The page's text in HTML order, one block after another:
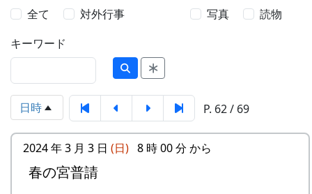
全て
対外行事
写真
読物
キーワード
日時 P. 62 / 69
2024 年 3 月 3 日 (日) 8 時 00 分 から
春の宮普請